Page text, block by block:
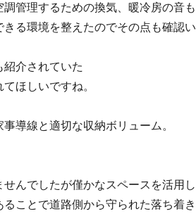
管理するための換気、暖冷房の音も
る環境を整えたのでその点も確認い
紹介されていた
ほしいですね。
導線と適切な収納ボリューム。
んでしたが僅かなスペースを活用し
ことで道路側から守られた落ち着き